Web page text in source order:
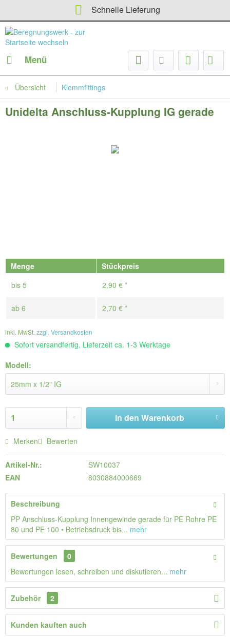
Schnelle Lieferung
Menü
Übersicht Klemmfittings
Unidelta Anschluss-Kupplung IG gerade
Menge
Stückpreis
bis 5 2,90 € *
ab 6 2,70 € *
inkl. MwSt. zzgl. Versandkosten
Sofort versandfertig, Lieferzeit ca. 1-3 Werktage
Modell:
In den Warenkorb
Merken Bewerten
Artikel-Nr.:
SW10037
EAN
8030884000669
Beschreibung
PP Anschluss-Kupplung Innengewinde gerade für PE Rohre PE
80 und PE 100 • Betriebsdruck bis... mehr
Bewertungen
0
Bewertungen lesen, schreiben und diskutieren... mehr
Zubehör 2
Kunden kauften auch